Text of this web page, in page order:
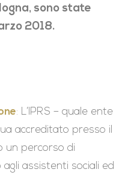
sono state
2018.
: L’IPRS – quale ente
accreditato presso il
un percorso di
assistenti sociali ed